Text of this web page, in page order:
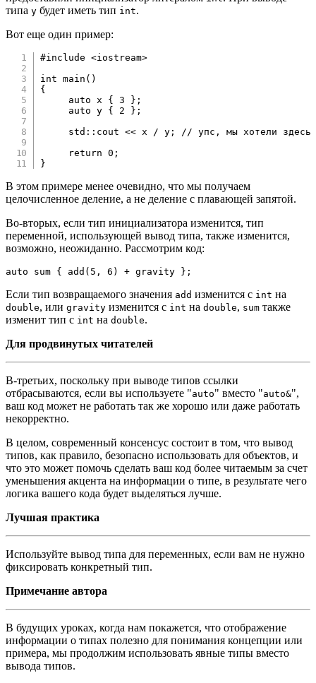
типа y будет иметь тип int.
Вот еще один пример:
#include
<iostream>
int
main ( )
{
auto x { 3 } ;
auto y { 2 } ;
     std
:: cout << x / y ;
// упс, мы хотели здесь
return
0 ;
}
В этом примере менее очевидно, что мы получаем
целочисленное деление, а не деление с плавающей запятой.
Во-вторых, если тип инициализатора изменится, тип
переменной, использующей вывод типа, также изменится,
возможно, неожиданно. Рассмотрим код:
auto sum { add ( 5 , 6 ) + gravity } ;
Если тип возвращаемого значения add изменится с int на
double, или gravity изменится с int на double, sum также
изменит тип с int на double.
Для продвинутых читателей
В-третьих, поскольку при выводе типов ссылки
отбрасываются, если вы используете "auto" вместо "auto&",
ваш код может не работать так же хорошо или даже работать
некорректно.
В целом, современный консенсус состоит в том, что вывод
типов, как правило, безопасно использовать для объектов, и
что это может помочь сделать ваш код более читаемым за счет
уменьшения акцента на информации о типе, в результате чего
логика вашего кода будет выделяться лучше.
Лучшая практика
Используйте вывод типа для переменных, если вам не нужно
фиксировать конкретный тип.
Примечание автора
В будущих уроках, когда нам покажется, что отображение
информации о типах полезно для понимания концепции или
примера, мы продолжим использовать явные типы вместо
вывода типов.